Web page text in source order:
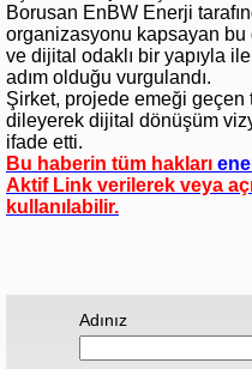
Borusan EnBW Enerji
organizasyonu kapsayan
ve dijital odaklı bir yapıyla
adım olduğu vurgulandı.
Şirket, projede emeği geçen
dileyerek dijital dönüşüm
ifade etti.
Bu haberin tüm hakları
Aktif Link verilerek veya
kullanılabilir.
Adınız